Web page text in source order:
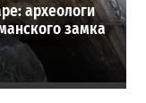
археологи
замка